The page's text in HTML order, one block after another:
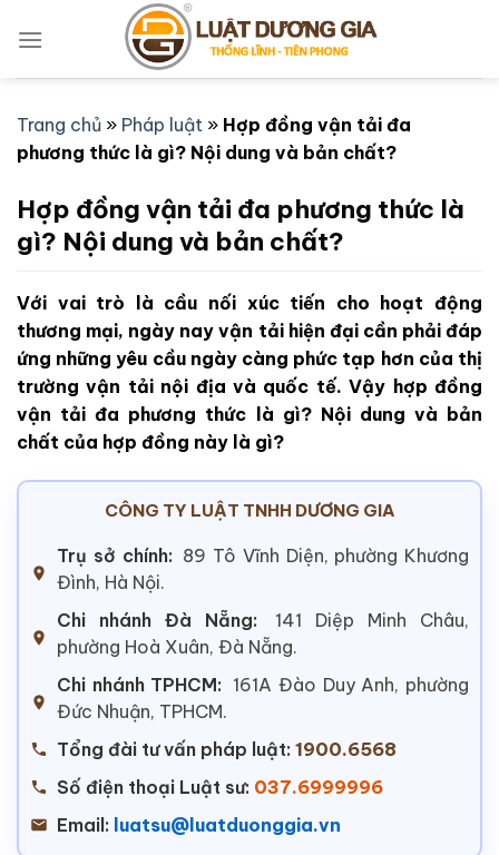
qua
Trang chủ » Pháp luật » Hợp đồng vận tải đa
phương thức là gì? Nội dung và bản chất?
Hợp đồng vận tải đa phương thức là
gì? Nội dung và bản chất?
Với vai trò là cầu nối xúc tiến cho hoạt động
thương mại, ngày nay vận tải hiện đại cần phải đáp
ứng những yêu cầu ngày càng phức tạp hơn của thị
trường vận tải nội địa và quốc tế. Vậy hợp đồng
vận tải đa phương thức là gì? Nội dung và bản
chất của hợp đồng này là gì?
CÔNG TY LUẬT TNHH DƯƠNG GIA
Trụ sở chính: 89 Tô Vĩnh Diện, phường Khương
Đình, Hà Nội.
Chi nhánh Đà Nẵng:
141 Diệp Minh Châu,
phường Hoà Xuân, Đà Nẵng.
Chi nhánh TPHCM: 161A Đào Duy Anh, phường
Đức Nhuận, TPHCM.
Tổng đài tư vấn pháp luật: 1900.6568
Số điện thoại Luật sư: 037.6999996
Email: luatsu@luatduonggia.vn